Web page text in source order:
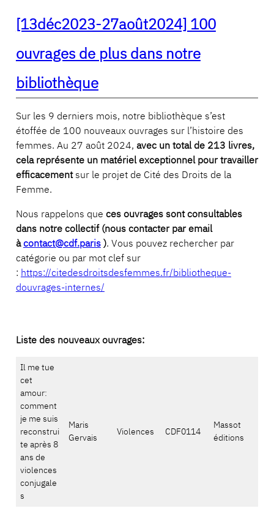
[13déc2023-27août2024] 100
ouvrages de plus dans notre
bibliothèque
Sur les 9 derniers mois, notre bibliothèque s’est
étoffée de 100 nouveaux ouvrages sur l’histoire des
femmes. Au 27 août 2024, avec un total de 213 livres,
cela représente un matériel exceptionnel pour travailler
efficacementsur le projet de Cité des Droits de la
Femme.
Nous rappelons que ces ouvrages sont consultables
dans notre collectif (nous contacter par email
àcontact@cdf.paris). Vous pouvez rechercher par
catégorie ou par mot clef sur
: https://citedesdroitsdesfemmes.fr/bibliotheque-
douvrages-internes/
Liste des nouveaux ouvrages:
Il me tue
cet
amour:
comment
je me suis
reconstrui
te après 8
ans de
violences
conjugale
s
Maris
Gervais
Violences CDF0114
Massot
éditions